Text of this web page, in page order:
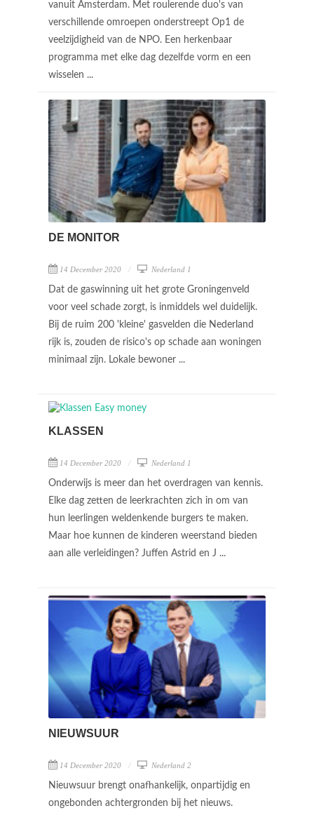
vanuit Amsterdam. Met roulerende duo's van
verschillende omroepen onderstreept Op1 de
veelzijdigheid van de NPO. Een herkenbaar
programma met elke dag dezelfde vorm en een
wisselen ...
DE MONITOR
14 December 2020 Nederland 1
Dat de gaswinning uit het grote Groningenveld
voor veel schade zorgt, is inmiddels wel duidelijk.
Bij de ruim 200 'kleine' gasvelden die Nederland
rijk is, zouden de risico's op schade aan woningen
minimaal zijn. Lokale bewoner ...
KLASSEN
14 December 2020 Nederland 1
Onderwijs is meer dan het overdragen van kennis.
Elke dag zetten de leerkrachten zich in om van
hun leerlingen weldenkende burgers te maken.
Maar hoe kunnen de kinderen weerstand bieden
aan alle verleidingen? Juffen Astrid en J ...
NIEUWSUUR
14 December 2020 Nederland 2
Nieuwsuur brengt onafhankelijk, onpartijdig en
ongebonden achtergronden bij het nieuws.